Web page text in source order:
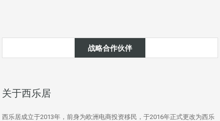
战略合作伙伴
关于西乐居
西乐居成立于2013年，前身为欧洲电商投资移民，于2016年正式更改为西乐